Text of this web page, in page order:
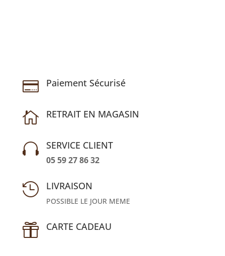
 Paiement Sécurisé
 RETRAIT EN MAGASIN
 SERVICE CLIENT
05 59 27 86 32
 LIVRAISON
POSSIBLE LE JOUR MEME
 CARTE CADEAU